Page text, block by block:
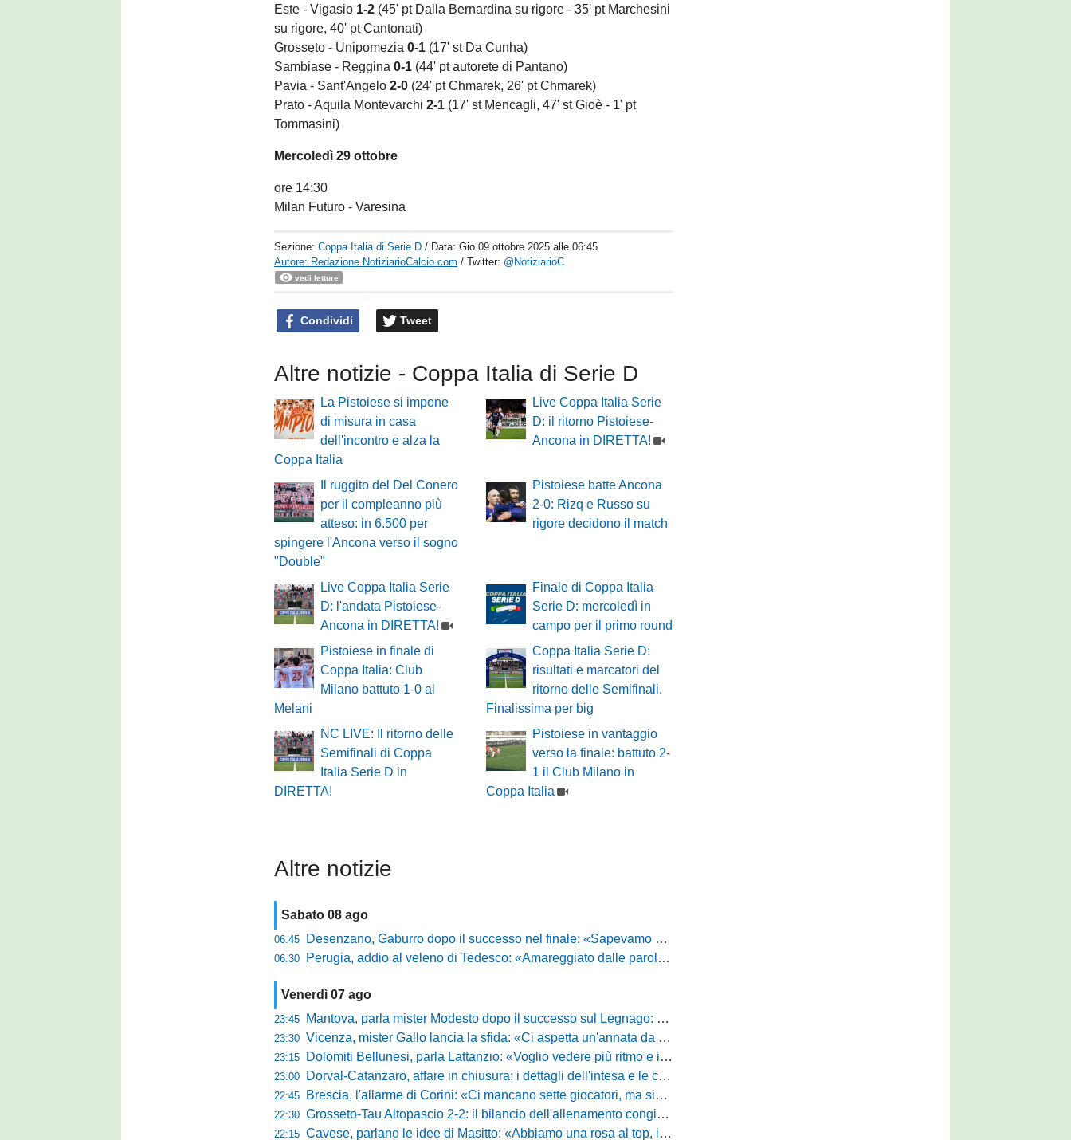
Este - Vigasio 1-2 (45' pt Dalla Bernardina su rigore - 35' pt Marchesini
su rigore, 40' pt Cantonati)
Grosseto - Unipomezia0-1 (17' st Da Cunha)
Sambiase - Reggina0-1 (44' pt autorete di Pantano)
Pavia - Sant'Angelo2-0 (24' pt Chmarek, 26' pt Chmarek)
Prato - Aquila Montevarchi2-1 (17' st Mencagli, 47' st Gioè - 1' pt
Tommasini)
Mercoledì 29 ottobre
ore 14:30
Milan Futuro - Varesina
Sezione:Coppa Italia di Serie D / Data:Gio 09 ottobre 2025 alle 06:45
Autore: Redazione NotiziarioCalcio.com / Twitter: @NotiziarioC
vedi letture
Condividi Tweet
Altre notizie - Coppa Italia di Serie D
La Pistoiese si impone
di misura in casa
dell'incontro e alza la
Coppa Italia
Live Coppa Italia Serie
D: il ritorno Pistoiese-
Ancona in DIRETTA!
Il ruggito del Del Conero
per il compleanno più
atteso: in 6.500 per
spingere l'Ancona verso il sogno
"Double"
Pistoiese batte Ancona
2-0: Rizq e Russo su
rigore decidono il match
Live Coppa Italia Serie
D: l'andata Pistoiese-
Ancona in DIRETTA!
Finale di Coppa Italia
Serie D: mercoledì in
campo per il primo round
Pistoiese in finale di
Coppa Italia: Club
Milano battuto 1-0 al
Melani
Coppa Italia Serie D:
risultati e marcatori del
ritorno delle Semifinali.
Finalissima per big
NC LIVE: Il ritorno delle
Semifinali di Coppa
Italia Serie D in
DIRETTA!
Pistoiese in vantaggio
verso la finale: battuto 2-
1 il Club Milano in
Coppa Italia
Altre notizie
Sabato 08 ago
06:45 Desenzano, Gaburro dopo il successo nel finale: «Sapevamo che avremmo sofferto, ma si è vista la voglia di vincere»
06:30 Perugia, addio al veleno di Tedesco: «Amareggiato dalle parole di Alessandro Gaucci, mi hanno ferito umanamente»
Venerdì 07 ago
23:45 Mantova, parla mister Modesto dopo il successo sul Legnago: "Buona tenuta nervosa, ma dobbiamo migliorare"
23:30 Vicenza, mister Gallo lancia la sfida: «Ci aspetta un'annata da protagonisti in B, ma qui nessuno ha il posto fisso»
23:15 Dolomiti Bellunesi, parla Lattanzio: «Voglio vedere più ritmo e intensità, dobbiamo lasciare tutto sul campo»
23:00 Dorval-Catanzaro, affare in chiusura: i dettagli dell'intesa e le cifre dell'operazione
22:45 Brescia, l'allarme di Corini: «Ci mancano sette giocatori, ma siamo una squadra forte»
22:30 Grosseto-Tau Altopascio 2-2: il bilancio dell'allenamento congiunto e la risposta dei nuovi arrivi
22:15 Cavese, parlano le idee di Masitto: «Abbiamo una rosa al top, il pubblico del Lamberti ci spingerà lontano»